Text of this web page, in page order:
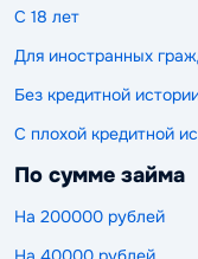
С 18 лет
Для иностранных
Без кредитной
С плохой кредитной
По сумме займа
На 200000 рублей